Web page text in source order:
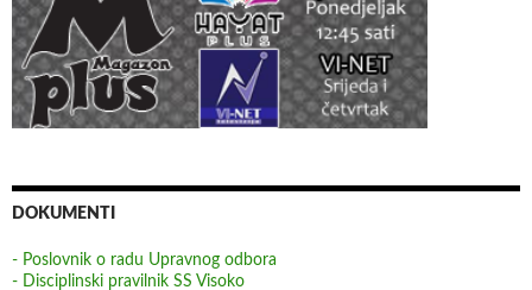
DOKUMENTI
- Poslovnik o radu Upravnog odbora
- Disciplinski pravilnik SS Visoko